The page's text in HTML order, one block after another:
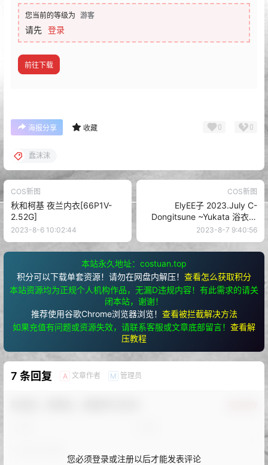
您当前的等级为 游客
请先 登录
前往下载
海报分享 收藏 0 0
蠢沫沫
COS新图
秋和柯基 夜兰内衣[66P1V-
2.52G]
2023-8-6 10:02:44
COS新图
ElyEE子 2023.July C-
Dongitsune ~Yukata 浴衣狐
[26P1V-132MB]
2023-8-7 9:40:56
本站永久地址：costuan.top
积分可以下载单套资源！请勿在网盘内解压！ 查看怎么获取积分
本站资源均为正规个人机构作品，无漏D违规内容！有此需求的请关
闭本站，谢谢！
推荐使用谷歌Chrome浏览器浏览！ 查看被拦截解决方法
如果充值有问题或资源失效，请联系客服或文章底部留言！ 查看解
压教程
7 条回复 A 文章作者 M 管理员
您必须登录或注册以后才能发表评论